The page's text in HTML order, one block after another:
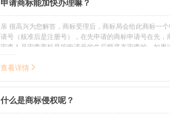
亲 很高兴为您解答，商标受理后，商标局会给此商标一个
请号（核准后是注册号），在先申请的商标申请号在先，
审查人员审查商标是按申请号的先后顺序来审查的，如果
特殊情况（受理案件需要，被异议等），不会延迟也不会提
前。
查看详情
什么是商标侵权呢？